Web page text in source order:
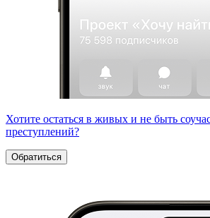
Хотите остаться в живых и не быть
преступлений?
Обратиться